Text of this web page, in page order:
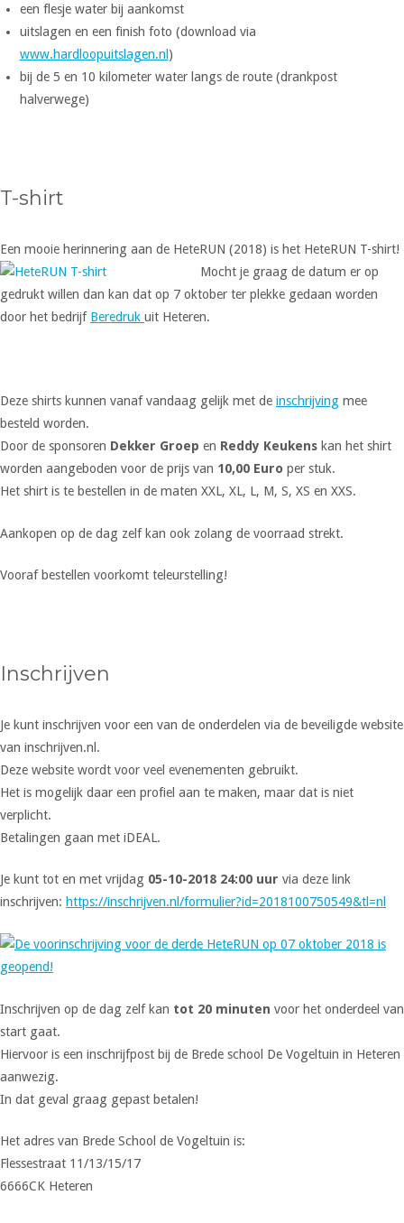
een flesje water bij aankomst
uitslagen en een finish foto (download via
www.hardloopuitslagen.nl )
bij de 5 en 10 kilometer water langs de route (drankpost
halverwege)
T-shirt
Een mooie herinnering aan de HeteRUN (2018) is het HeteRUN T-shirt!
Mocht je graag de datum er op
gedrukt willen dan kan dat op 7 oktober ter plekke gedaan worden
door het bedrijf Beredruk uit Heteren.
Deze shirts kunnen vanaf vandaag gelijk met de inschrijving mee
besteld worden.
Door de sponsoren Dekker Groep en Reddy Keukens kan het shirt
worden aangeboden voor de prijs van 10,00 Euro per stuk.
Het shirt is te bestellen in de maten XXL, XL, L, M, S, XS en XXS.
Aankopen op de dag zelf kan ook zolang de voorraad strekt.
Vooraf bestellen voorkomt teleurstelling!
Inschrijven
Je kunt inschrijven voor een van de onderdelen via de beveiligde website
van inschrijven.nl.
Deze website wordt voor veel evenementen gebruikt.
Het is mogelijk daar een profiel aan te maken, maar dat is niet
verplicht.
Betalingen gaan met iDEAL.
Je kunt tot en met vrijdag 05-10-2018 24:00 uur via deze link
inschrijven: https://inschrijven.nl/formulier?id=2018100750549&tl=nl
Inschrijven op de dag zelf kan tot 20 minuten voor het onderdeel van
start gaat.
Hiervoor is een inschrijfpost bij de Brede school De Vogeltuin in Heteren
aanwezig.
In dat geval graag gepast betalen!
Het adres van Brede School de Vogeltuin is:
Flessestraat 11/13/15/17
6666CK Heteren